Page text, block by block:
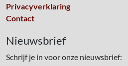
Privacyverklaring
Contact
Nieuwsbrief
Schrijf je in voor onze nieuwsbrief: